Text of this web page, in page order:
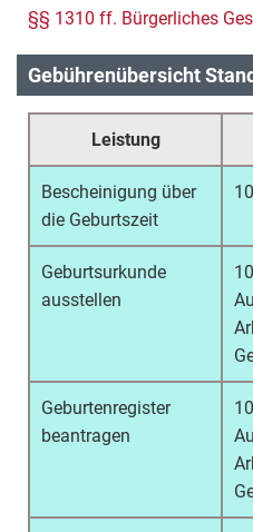
§§ 1310 ff. Bürgerliches
Gebührenübersicht
Leistung
Bescheinigung über
die Geburtszeit
Geburtsurkunde
ausstellen
Geburtenregister
beantragen